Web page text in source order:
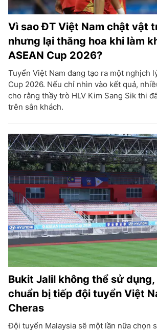
Vì sao ĐT Việt Nam chật vật
nhưng lại thăng hoa khi làm
ASEAN Cup 2026?
Tuyển Việt Nam đang tạo ra một nghịch
Cup 2026. Nếu chỉ nhìn vào kết quả,
cho rằng thầy trò HLV Kim Sang Sik thi
trên sân khách.
Bukit Jalil không thể sử dụng,
chuẩn bị tiếp đội tuyển Việt
Cheras
Đội tuyển Malaysia sẽ một lần nữa chọn